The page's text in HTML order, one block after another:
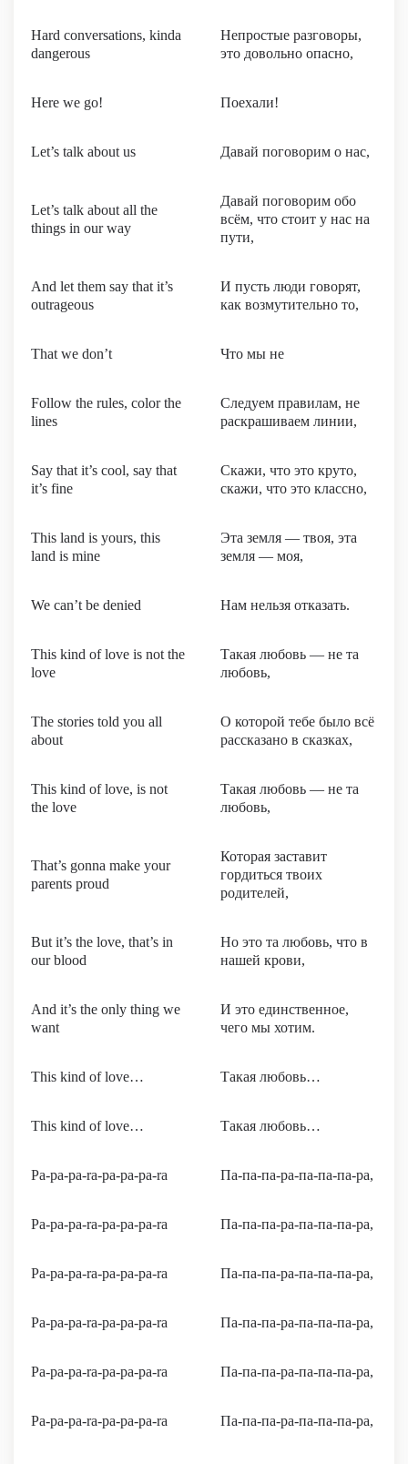
Hard conversations, kinda
dangerous
Непростые разговоры,
это довольно опасно,
Here we go! Поехали!
Let’s talk about us Давай поговорим о нас,
Let’s talk about all the
things in our way
Давай поговорим обо
всём, что стоит у нас на
пути,
And let them say that it’s
outrageous
И пусть люди говорят,
как возмутительно то,
That we don’t Что мы не
Follow the rules, color the
lines
Следуем правилам, не
раскрашиваем линии,
Say that it’s cool, say that
it’s fine
Скажи, что это круто,
скажи, что это классно,
This land is yours, this
land is mine
Эта земля — твоя, эта
земля — моя,
We can’t be denied Нам нельзя отказать.
This kind of love is not the
love
Такая любовь — не та
любовь,
The stories told you all
about
О которой тебе было всё
рассказано в сказках,
This kind of love, is not
the love
Такая любовь — не та
любовь,
That’s gonna make your
parents proud
Которая заставит
гордиться твоих
родителей,
But it’s the love, that’s in
our blood
Но это та любовь, что в
нашей крови,
And it’s the only thing we
want
И это единственное,
чего мы хотим.
This kind of love… Такая любовь…
This kind of love… Такая любовь…
Pa-pa-pa-ra-pa-pa-pa-ra Па-па-па-ра-па-па-па-ра,
Pa-pa-pa-ra-pa-pa-pa-ra Па-па-па-ра-па-па-па-ра,
Pa-pa-pa-ra-pa-pa-pa-ra Па-па-па-ра-па-па-па-ра,
Pa-pa-pa-ra-pa-pa-pa-ra Па-па-па-ра-па-па-па-ра,
Pa-pa-pa-ra-pa-pa-pa-ra Па-па-па-ра-па-па-па-ра,
Pa-pa-pa-ra-pa-pa-pa-ra Па-па-па-ра-па-па-па-ра,